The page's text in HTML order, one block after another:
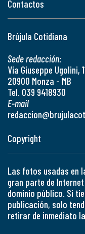
Contactos
Brújula Cotidiana
Sede redacción:
Via Giuseppe Ugolini,
20900 Monza - MB
Tel. 039 9418930
E-mail
Copyright
Las fotos usadas en
gran parte de
dominio público. Si
publicación, solo
retirar de inmediato